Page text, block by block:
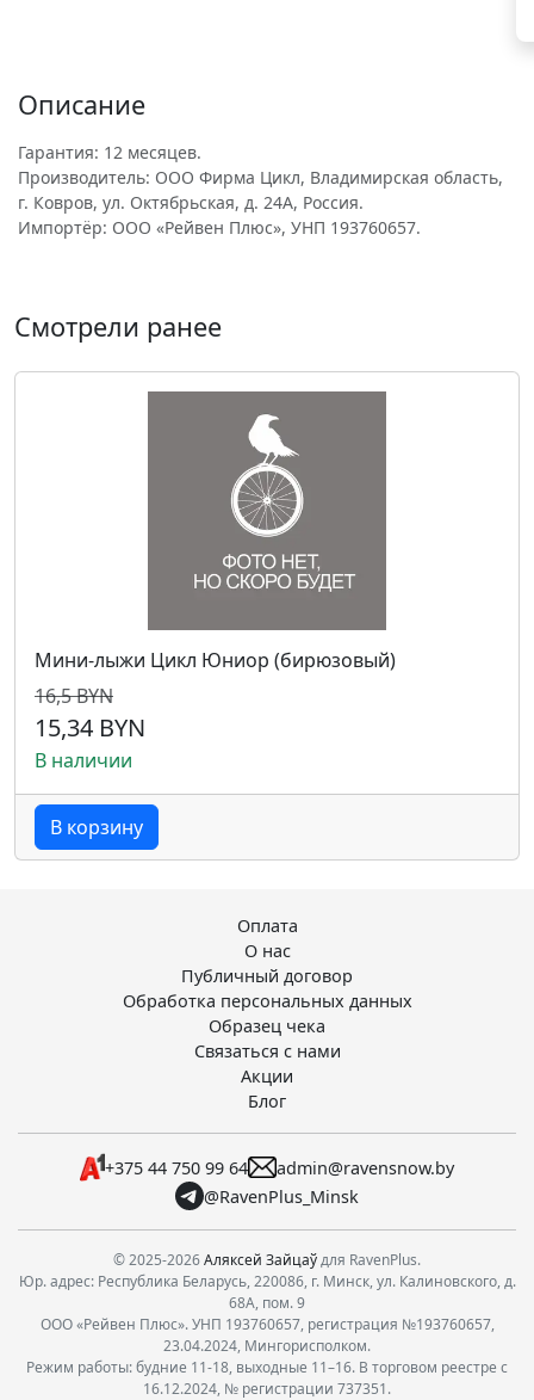
Описание
Гарантия: 12 месяцев.
Производитель: ООО Фирма Цикл, Владимирская область,
г. Ковров, ул. Октябрьская, д. 24А, Россия.
Импортёр: ООО «Рейвен Плюс», УНП 193760657.
Смотрели ранее
Мини-лыжи Цикл Юниор (бирюзовый)
16,5 BYN
15,34 BYN
В наличии
В корзину
Оплата
О нас
Публичный договор
Обработка персональных данных
Образец чека
Связаться с нами
Акции
Блог
+375 44 750 99 64
admin@ravensnow.by
@RavenPlus_Minsk
© 2025-2026Аляксей Зайцаўдля RavenPlus.
Юр. адрес: Республика Беларусь, 220086, г. Минск, ул. Калиновского, д.
68А, пом. 9
ООО «Рейвен Плюс». УНП 193760657, регистрация №193760657,
23.04.2024, Мингорисполком.
Режим работы: будние 11-18, выходные 11–16. В торговом реестре с
16.12.2024, № регистрации 737351.